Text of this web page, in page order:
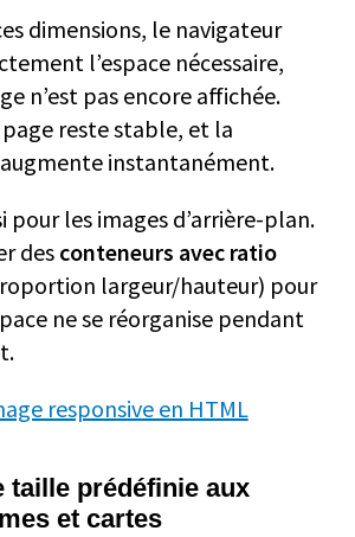
dimensions, le navigateur
l’espace nécessaire,
n’est pas encore affichée.
reste stable, et la
augmente instantanément.
pour les images d’arrière-plan.
des conteneurs avec ratio
largeur/hauteur) pour
ne se réorganise pendant
responsive en HTML
taille prédéfinie aux
et cartes